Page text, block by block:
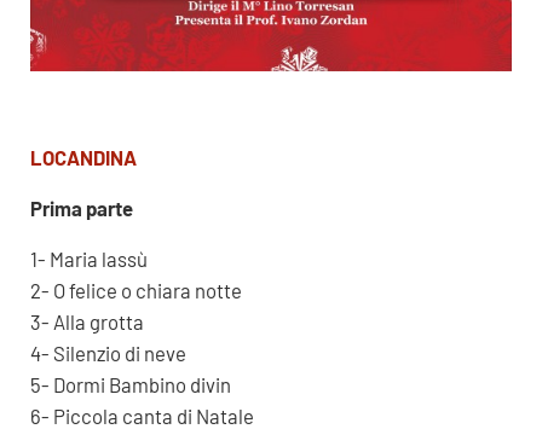
LOCANDINA
Prima parte
1- Maria lassù
2- O felice o chiara notte
3- Alla grotta
4- Silenzio di neve
5- Dormi Bambino divin
6- Piccola canta di Natale